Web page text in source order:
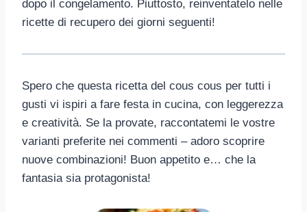
dopo il congelamento. Piuttosto, reinventatelo nelle
ricette di recupero dei giorni seguenti!
Spero che questa ricetta del cous cous per tutti i
gusti vi ispiri a fare festa in cucina, con leggerezza
e creatività. Se la provate, raccontatemi le vostre
varianti preferite nei commenti – adoro scoprire
nuove combinazioni! Buon appetito e… che la
fantasia sia protagonista!